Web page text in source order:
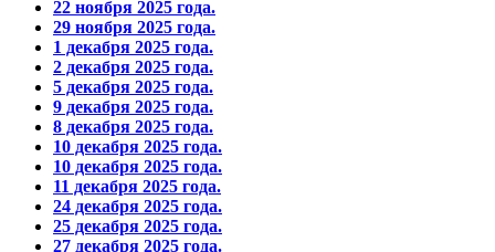
22 ноября 2025 года.
29 ноября 2025 года.
1 декабря 2025 года.
2 декабря 2025 года.
5 декабря 2025 года.
9 декабря 2025 года.
8 декабря 2025 года.
10 декабря 2025 года.
10 декабря 2025 года.
11 декабря 2025 года.
24 декабря 2025 года.
25 декабря 2025 года.
27 декабря 2025 года.